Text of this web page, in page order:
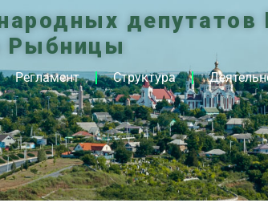
депутатов
Рыбницы
Регламент Структура